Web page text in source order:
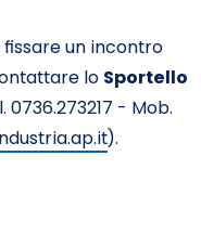
un incontro
lo Sportello
0736.273217 - Mob.
).